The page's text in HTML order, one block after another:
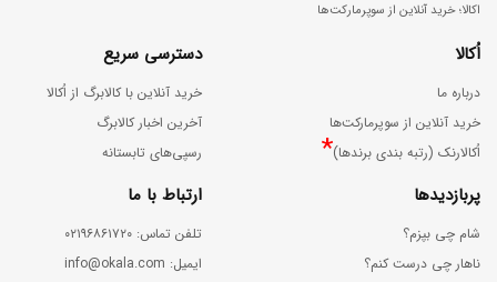
اکالا؛ خرید آنلاین از سوپرمارکت‌ها
اُکالا
درباره ما
خرید آنلاین از سوپرمارکت‌ها
اُکالارنک (رتبه بندی برندها)*
دسترسی سریع
خرید آنلاین با کالابرگ از اُکالا
آخرین اخبار کالابرگ
رسپی‌های تابستانه
پربازدیدها
شام چی بپزم؟
ناهار چی درست کنم؟
ارتباط با ما
ﺗﻠﻔﻦ ﺗﻤﺎس: ۰۲۱۹۶۸۶۱۷۲۰
اﯾﻤﯿﻞ: info@okala.com